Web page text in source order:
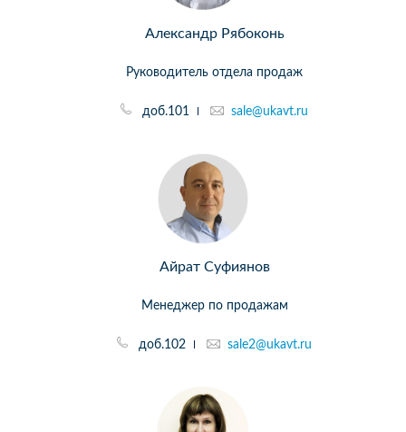
Александр Рябоконь
Руководитель отдела продаж
доб.101 sale@ukavt.ru
Айрат Суфиянов
Менеджер по продажам
доб.102 sale2@ukavt.ru